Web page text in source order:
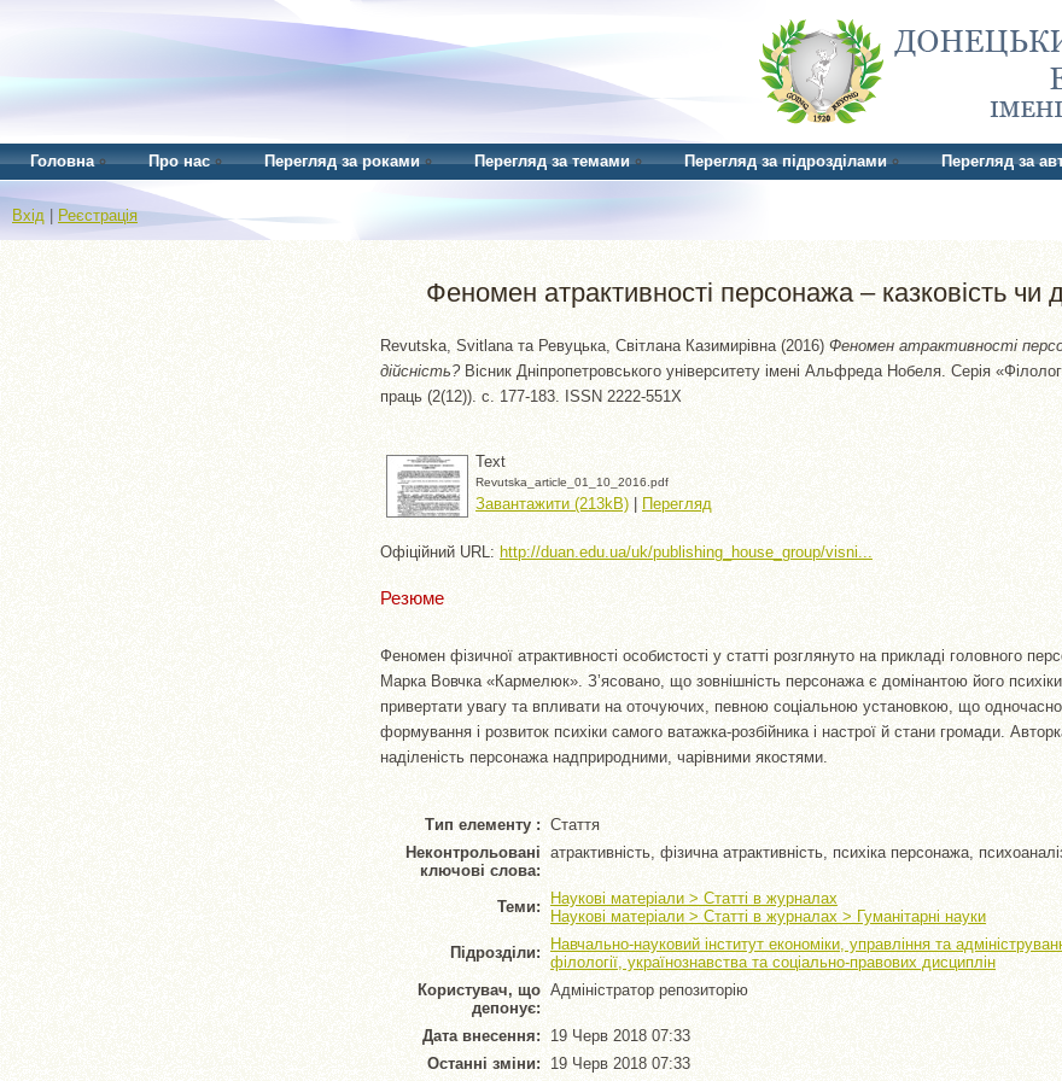
Головна Про нас Перегляд за роками Перегляд за темами Перегляд за підрозділами Перегляд за
Вхід Реєстрація
Феномен атрактивності персонажа – казковість чи
Revutska, Svitlana та Ревуцька, Світлана Казимирівна (2016) Феномен атрактивності
дійсність?Вісник Дніпропетровського університету імені Альфреда Нобеля. Серія
праць (2(12)). с. 177-183. ISSN 2222-551Х
Text
Revutska_article_01_10_2016.pdf
Завантажити (213kB) | Перегляд
Офіційний URL: http://duan.edu.ua/uk/publishing_house_group/visni...
Резюме
Феномен фізичної атрактивності особистості у статті розглянуто на прикладі головного
Марка Вовчка «Кармелюк». Зʼясовано, що зовнішність персонажа є домінантою його
привертати увагу та впливати на оточуючих, певною соціальною установкою, що
формування і розвиток психіки самого ватажка-розбійника і настрої й стани громади.
наділеність персонажа надприродними, чарівними якостями.
Тип елементу : Стаття
Неконтрольовані
ключові слова:
атрактивність, фізична атрактивність, психіка персонажа,
Теми:
Наукові матеріали > Статті в журналах
Наукові матеріали > Статті в журналах > Гуманітарні науки
Підрозділи:
Навчально-науковий інститут економіки, управління та
філології, українознавства та соціально-правових дисциплін
Користувач, що
депонує:
Адміністратор репозиторію
Дата внесення: 19 Черв 2018 07:33
Останні зміни: 19 Черв 2018 07:33